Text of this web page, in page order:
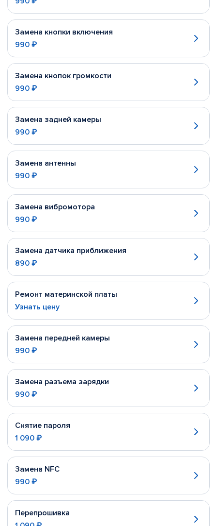
Замена кнопки включения
990 ₽
Замена кнопок громкости
990 ₽
Замена задней камеры
990 ₽
Замена антенны
990 ₽
Замена вибромотора
990 ₽
Замена датчика приближения
890 ₽
Ремонт материнской платы
Узнать цену
Замена передней камеры
990 ₽
Замена разъема зарядки
990 ₽
Снятие пароля
1 090 ₽
Замена NFC
990 ₽
Перепрошивка